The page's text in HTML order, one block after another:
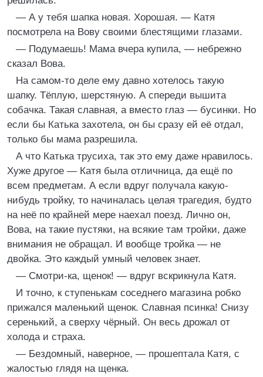
— А у тебя шапка новая. Хорошая. — Катя
посмотрела на Вову своими блестящими глазами.
— Подумаешь! Мама вчера купила, — небрежно
сказал Вова.
На самом-то деле ему давно хотелось такую
шапку. Тёплую, шерстяную. А спереди вышита
собачка. Такая славная, а вместо глаз — бусинки. Но
если бы Катька захотела, он бы сразу ей её отдал,
только бы мама разрешила.
А что Катька трусиха, так это ему даже нравилось.
Хуже другое — Катя была отличница, да ещё по
всем предметам. А если вдруг получала какую-
нибудь тройку, то начиналась целая трагедия, будто
на неё по крайней мере наехал поезд. Лично он,
Вова, на такие пустяки, на всякие там тройки, даже
внимания не обращал. И вообще тройка — не
двойка. Это каждый умный человек знает.
— Смотри-ка, щенок! — вдруг вскрикнула Катя.
И точно, к ступенькам соседнего магазина робко
прижался маленький щенок. Славная псинка! Снизу
серенький, а сверху чёрный. Он весь дрожал от
холода и страха.
— Бездомный, наверное, — прошептала Катя, с
жалостью глядя на щенка.